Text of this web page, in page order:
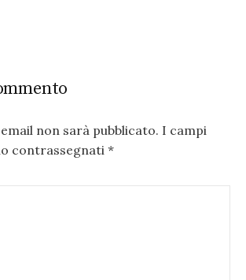
non sarà pubblicato. I campi
contrassegnati *